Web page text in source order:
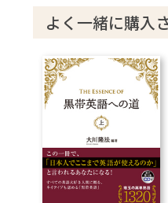
「話す」「書く
間の投資を
TOEICで問われ
ほど高くない
TOEIC990点は
第2章 英語学習の
1 何のために「
「サバイバルの
よく一緒に購入